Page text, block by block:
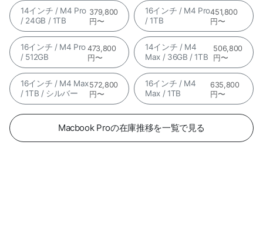
14インチ / M4 Pro
/ 24GB / 1TB
379,800
円〜
16インチ / M4 Pro
/ 1TB
451,800
円〜
16インチ / M4 Pro
/ 512GB
473,800
円〜
14インチ / M4
Max / 36GB / 1TB
506,800
円〜
16インチ / M4 Max
/ 1TB / シルバー
572,800
円〜
16インチ / M4
Max / 1TB
635,800
円〜
Macbook Proの在庫推移を一覧で見る